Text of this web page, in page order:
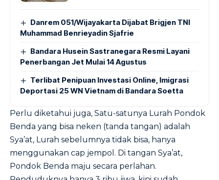
Danrem 051/Wijayakarta Dijabat Brigjen TNI
Muhammad Benrieyadin Sjafrie
Bandara Husein Sastranegara Resmi Layani
Penerbangan Jet Mulai 14 Agustus
Terlibat Penipuan Investasi Online, Imigrasi
Deportasi 25 WN Vietnam di Bandara Soetta
Perlu diketahui juga, Satu-satunya Lurah Pondok
Benda yang bisa neken (tanda tangan) adalah
Sya’at, Lurah sebelumnya tidak bisa, hanya
menggunakan cap jempol. Di tangan Sya’at,
Pondok Benda maju secara perlahan.